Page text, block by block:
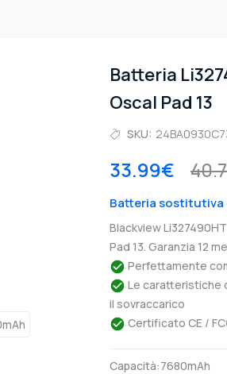
Batteria
Oscal Pad 13
SKU:
33.99€
Batteria sostitutiva
Blackview
Pad 13. Garanzia 12
Perfettamente
Le caratteristiche
il sovraccarico
Certificato CE /
Capacità:7680mAh